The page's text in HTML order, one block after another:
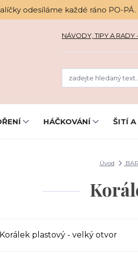
odesíláme každé ráno PO-
NÁVODY, TIPY A RADY
HÁČKOVÁNÍ ŠITÍ A
Úvod